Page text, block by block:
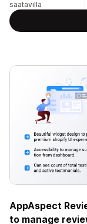
saatavilla
AppAspect
to manage